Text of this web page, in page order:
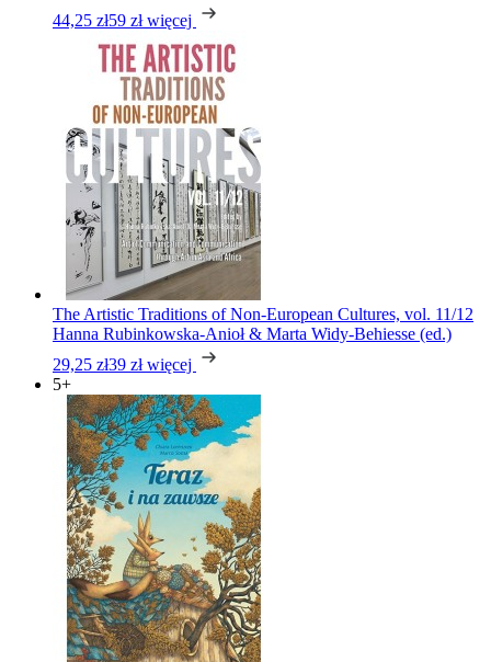
44,25 zł59 zł więcej
The Artistic Traditions of Non-European Cultures, vol. 11/12
Hanna Rubinkowska-Anioł & Marta Widy-Behiesse (ed.)
29,25 zł39 zł więcej
5+